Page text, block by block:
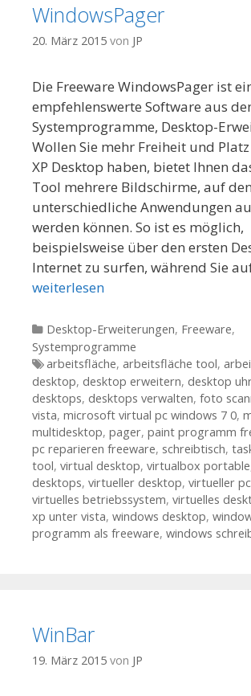
WindowsPager
20. März 2015 von JP
Die Freeware WindowsPager ist
empfehlenswerte Software aus
Systemprogramme, Desktop-
Wollen Sie mehr Freiheit und
XP Desktop haben, bietet Ihnen
Tool mehrere Bildschirme, auf
unterschiedliche Anwendungen
werden können. So ist es möglich,
beispielsweise über den ersten
Internet zu surfen, während Sie
weiterlesen
Kategorien
Desktop-Erweiterungen, Freeware,
Systemprogramme
Tags
arbeitsfläche, arbeitsfläche tool,
desktop, desktop erweitern, desktop
desktops, desktops verwalten, foto
vista, microsoft virtual pc windows 7 0,
multidesktop, pager, paint programm
pc reparieren freeware, schreibtisch,
tool, virtual desktop, virtualbox portable
desktops, virtueller desktop, virtueller
virtuelles betriebssystem, virtuelles
xp unter vista, windows desktop,
programm als freeware, windows
WinBar
19. März 2015 von JP